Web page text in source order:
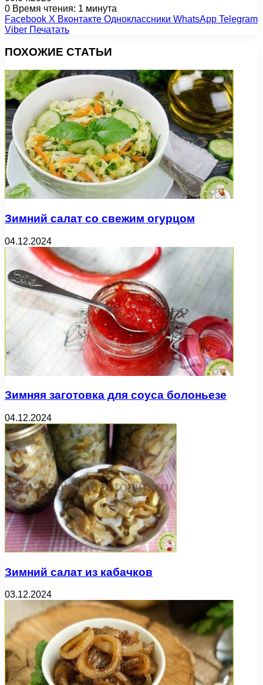
0 Время чтения: 1 минута
Facebook X Вконтакте Одноклассники WhatsApp Telegram
Viber Печатать
ПОХОЖИЕ СТАТЬИ
Зимний салат со свежим огурцом
04.12.2024
Зимняя заготовка для соуса болоньезе
04.12.2024
Зимний салат из кабачков
03.12.2024